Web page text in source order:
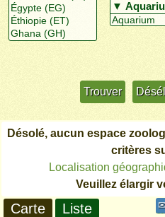
Désolé, aucun espace
critères
Localisation
Veuillez élargir
Carte Liste